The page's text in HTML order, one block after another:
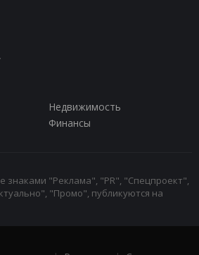
Недвижимость
Финансы
знаками "Реклама", "PR", "Спецпроект",
"Промо", публикуются на